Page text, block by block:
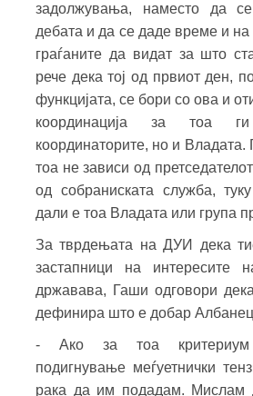
задолжувања, наместо да
дебата и да се даде време и на
граѓаните да видат за што
рече дека тој од првиот ден,
функцијата, се бори со ова и
координација за тоа
координаторите, но и Владата.
тоа не зависи од
од собраниската служба,
дали е тоа Владата или група
За тврдењата на ДУИ дека
застапници на интересите
државава, Гаши одговори
дефинира што е добар
- Ако за тоа критериум
подигнување меѓуетнички
рака да им подадам. Мислам